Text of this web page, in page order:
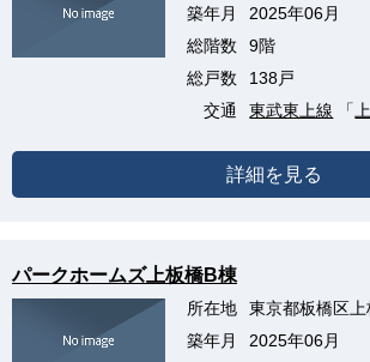
築年月
2025年06月
総階数
9階
総戸数
138戸
交通
東武東上線 「
詳細を見る
パークホームズ上板橋B棟
所在地
東京都板橋区上
築年月
2025年06月